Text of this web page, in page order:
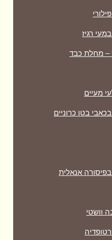
רגיז
– מחלת כבד
מעיים
בטן כרוניים
אנאלית
וושטי